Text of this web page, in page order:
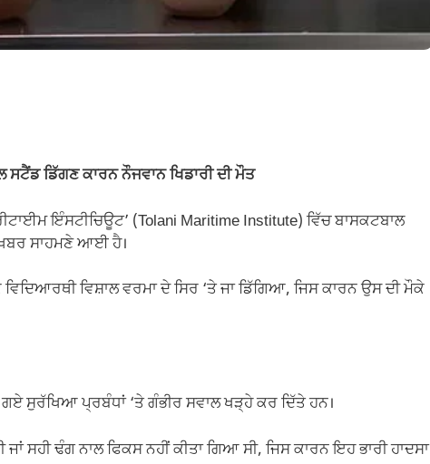
ਡਿੱਗਣ ਕਾਰਨ ਨੌਜਵਾਨ ਖਿਡਾਰੀ ਦੀ ਮੌਤ
ਇੰਸਟੀਚਿਊਟ’ (Tolani Maritime Institute) ਵਿੱਚ ਬਾਸਕਟਬਾਲ
ਸਾਹਮਣੇ ਆਈ ਹੈ।
ਵਿਸ਼ਾਲ ਵਰਮਾ ਦੇ ਸਿਰ ‘ਤੇ ਜਾ ਡਿੱਗਿਆ, ਜਿਸ ਕਾਰਨ ਉਸ ਦੀ ਮੌਕੇ
ਸੁਰੱਖਿਆ ਪ੍ਰਬੰਧਾਂ ‘ਤੇ ਗੰਭੀਰ ਸਵਾਲ ਖੜ੍ਹੇ ਕਰ ਦਿੱਤੇ ਹਨ।
ਸਹੀ ਢੰਗ ਨਾਲ ਫਿਕਸ ਨਹੀਂ ਕੀਤਾ ਗਿਆ ਸੀ, ਜਿਸ ਕਾਰਨ ਇਹ ਭਾਰੀ ਹਾਦਸਾ